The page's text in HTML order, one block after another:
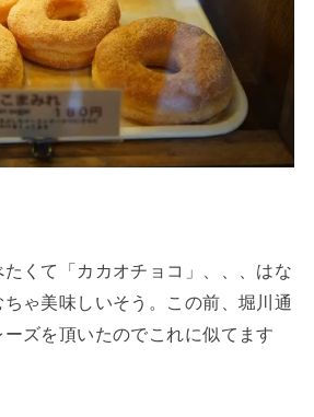
くて「カカオチョコ」、、、はな
ゃ美味しいそう。この前、堀川通
ズを頂いたのでこれに似てます